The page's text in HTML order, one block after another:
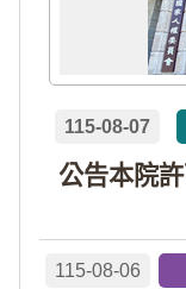
115-08-07
115-08-06